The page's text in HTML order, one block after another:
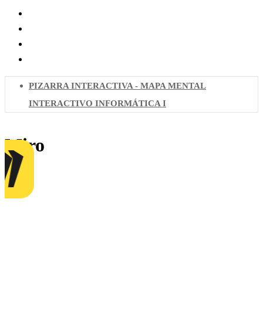
PIZARRA INTERACTIVA - MAPA MENTAL
INTERACTIVO INFORMÁTICA I